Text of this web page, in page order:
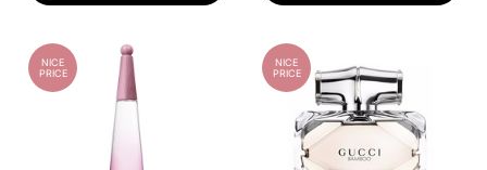
NICE
PRICE
NICE
PRICE